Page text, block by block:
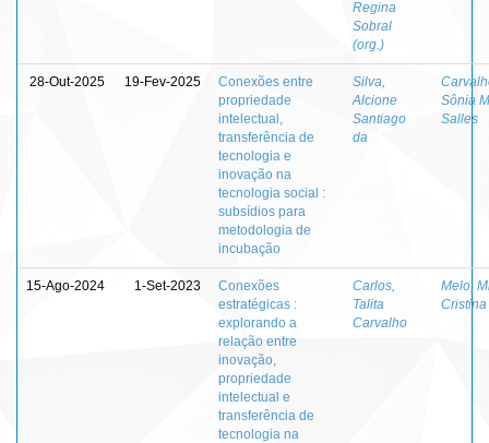
Regina
Sobral
(org.)
28-Out-2025 19-Fev-2025
Conexões entre
propriedade
intelectual,
transferência de
tecnologia e
inovação na
tecnologia social :
subsídios para
metodologia de
incubação
Silva,
Alcione
Santiago
da
Sônia
Salles
15-Ago-2024 1-Set-2023
Conexões
estratégicas :
explorando a
relação entre
inovação,
propriedade
intelectual e
transferência de
tecnologia na
Carlos,
Talita
Carvalho
Melo,